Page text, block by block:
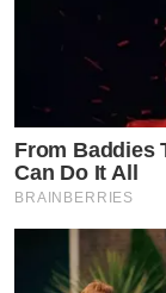
From Baddies
Can Do It All
BRAINBERRIES